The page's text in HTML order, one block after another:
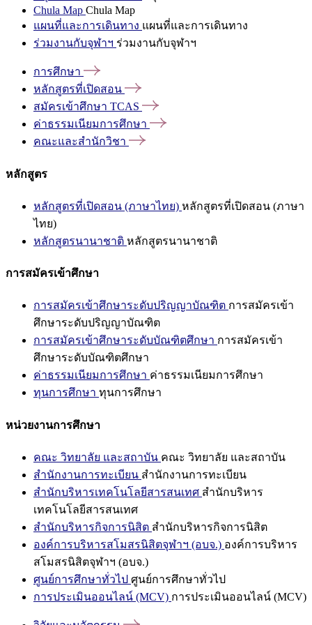
Chula Map Chula Map
แผนที่และการเดินทาง แผนที่และการเดินทาง
ร่วมงานกับจุฬาฯ ร่วมงานกับจุฬาฯ
การศึกษา
หลักสูตรที่เปิดสอน
สมัครเข้าศึกษา TCAS
ค่าธรรมเนียมการศึกษา
คณะและสำนักวิชา
หลักสูตร
หลักสูตรที่เปิดสอน (ภาษาไทย) หลักสูตรที่เปิดสอน (ภาษา
ไทย)
หลักสูตรนานาชาติ หลักสูตรนานาชาติ
การสมัครเข้าศึกษา
การสมัครเข้าศึกษาระดับปริญญาบัณฑิต การสมัครเข้า
ศึกษาระดับปริญญาบัณฑิต
การสมัครเข้าศึกษาระดับบัณฑิตศึกษา การสมัครเข้า
ศึกษาระดับบัณฑิตศึกษา
ค่าธรรมเนียมการศึกษา ค่าธรรมเนียมการศึกษา
ทุนการศึกษา ทุนการศึกษา
หน่วยงานการศึกษา
คณะ วิทยาลัย และสถาบัน คณะ วิทยาลัย และสถาบัน
สำนักงานการทะเบียน สำนักงานการทะเบียน
สำนักบริหารเทคโนโลยีสารสนเทศ สำนักบริหาร
เทคโนโลยีสารสนเทศ
สำนักบริหารกิจการนิสิต สำนักบริหารกิจการนิสิต
องค์การบริหารสโมสรนิสิตจุฬาฯ (อบจ.) องค์การบริหาร
สโมสรนิสิตจุฬาฯ (อบจ.)
ศูนย์การศึกษาทั่วไป ศูนย์การศึกษาทั่วไป
การประเมินออนไลน์ (MCV) การประเมินออนไลน์ (MCV)